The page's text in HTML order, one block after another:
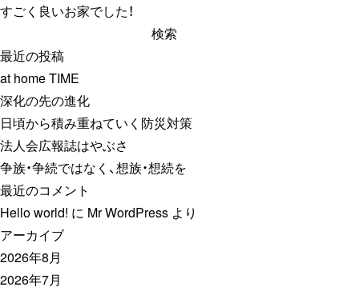
すごく良いお家でした！
索:
最近の投稿
at home TIME
深化の先の進化
日頃から積み重ねていく防災対策
法人会広報誌はやぶさ
争族・争続ではなく、想族・想続を
最近のコメント
Hello world! に Mr WordPress より
アーカイブ
2026年8月
2026年7月